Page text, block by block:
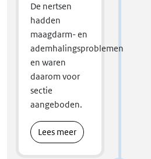
De nertsen
hadden
maagdarm- en
ademhalingsproblemen
en waren
daarom voor
sectie
aangeboden.
Lees meer